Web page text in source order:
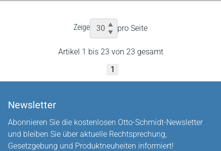
Zeige pro Seite
Artikel 1 bis 23 von 23 gesamt
1
Newsletter
Abonnieren Sie die kostenlosen Otto-Schmidt-Newsletter
und bleiben Sie über aktuelle Rechtsprechung,
Gesetzgebung und Produktneuheiten informiert!